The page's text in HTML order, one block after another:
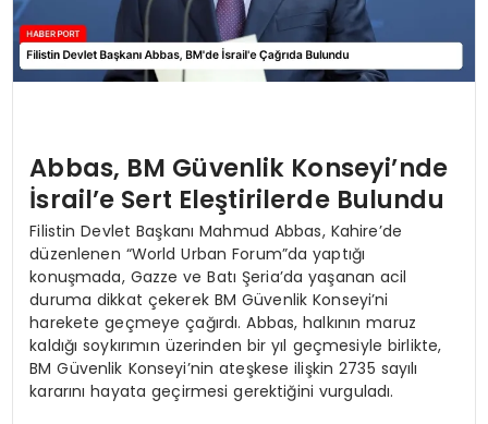
Abbas, BM Güvenlik Konseyi’nde
İsrail’e Sert Eleştirilerde Bulundu
Filistin Devlet Başkanı Mahmud Abbas, Kahire’de
düzenlenen “World Urban Forum”da yaptığı
konuşmada, Gazze ve Batı Şeria’da yaşanan acil
duruma dikkat çekerek BM Güvenlik Konseyi’ni
harekete geçmeye çağırdı. Abbas, halkının maruz
kaldığı soykırımın üzerinden bir yıl geçmesiyle birlikte,
BM Güvenlik Konseyi’nin ateşkese ilişkin 2735 sayılı
kararını hayata geçirmesi gerektiğini vurguladı.